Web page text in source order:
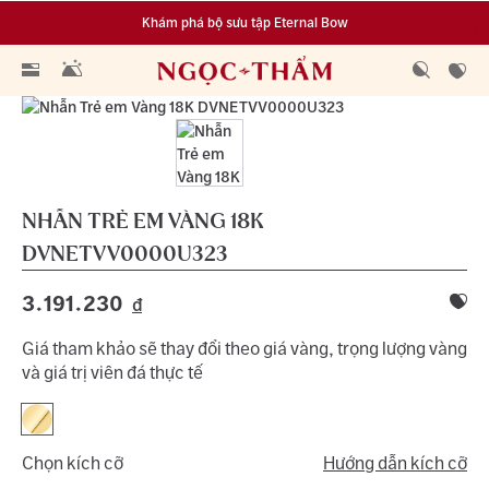
Khám phá bộ sưu tập Eternal Bow
Đa dạng lựa chọn tích luỹ từ 0.1 chỉ vàng 999.9
NHẪN TRẺ EM VÀNG 18K
DVNETVV0000U323
3.191.230 đ
Giá tham khảo sẽ thay đổi theo giá vàng, trọng lượng vàng
và giá trị viên đá thực tế
Chọn kích cỡ Hướng dẫn kích cỡ